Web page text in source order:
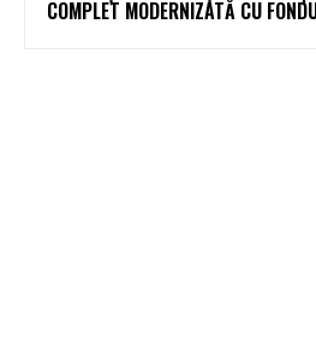
COMPLET MODERNIZATĂ CU